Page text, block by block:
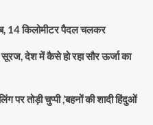
14 किलोमीटर पैदल चलकर
देश में कैसे हो रहा सौर ऊर्जा का
पर तोड़ी चुप्पी ,’बहनों की शादी हिंदुओं